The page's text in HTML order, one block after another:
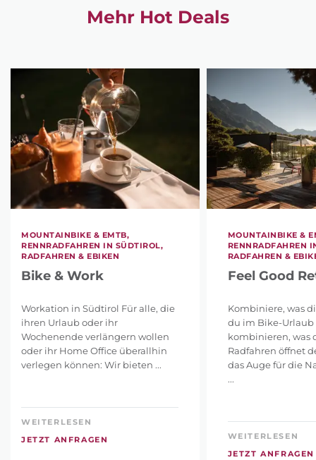
Mehr Hot Deals
MOUNTAINBIKE & EMTB,
RENNRADFAHREN IN SÜDTIROL,
RADFAHREN & EBIKEN
Bike & Work
Workation in Südtirol Für alle, die
ihren Urlaub oder ihr
Wochenende verlängern wollen
oder ihr Home Office überallhin
verlegen können: Wir bieten ...
WEITERLESEN
JETZT ANFRAGEN
MOUNTAINBIKE &
RENNRADFAHREN
RADFAHREN &
Feel Good
Kombiniere, was
du im Bike-Urlaub
kombinieren, was
Radfahren öffnet
das Auge für die
...
WEITERLESEN
JETZT ANFRAGEN